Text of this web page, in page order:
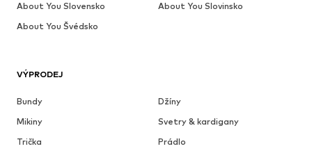
VÝPRODEJ
Bundy
Džíny
Mikiny
Svetry & kardigany
Trička
Prádlo
About You Slovensko
About You Slovinsko
About You Švédsko